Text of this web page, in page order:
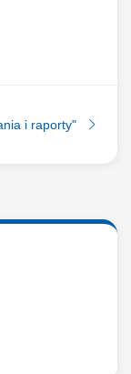
i raporty"